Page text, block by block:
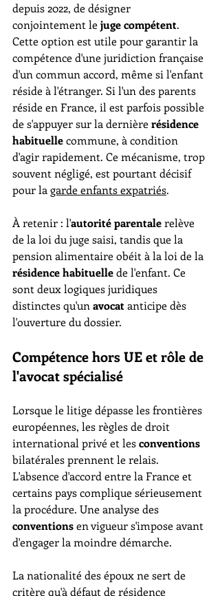
depuis 2022, de désigner
conjointement le juge compétent.
Cette option est utile pour garantir la
compétence d'une juridiction française
d'un commun accord, même si l'enfant
réside à l'étranger. Si l'un des parents
réside en France, il est parfois possible
de s'appuyer sur la dernière résidence
habituelle commune, à condition
d'agir rapidement. Ce mécanisme, trop
souvent négligé, est pourtant décisif
pour la garde enfants expatriés.
À retenir : l'autorité parentale relève
de la loi du juge saisi, tandis que la
pension alimentaire obéit à la loi de la
résidence habituelle de l'enfant. Ce
sont deux logiques juridiques
distinctes qu'un avocat anticipe dès
l'ouverture du dossier.
Compétence hors UE et rôle de
l'avocat spécialisé
Lorsque le litige dépasse les frontières
européennes, les règles de droit
international privé et les conventions
bilatérales prennent le relais.
L'absence d'accord entre la France et
certains pays complique sérieusement
la procédure. Une analyse des
conventions en vigueur s'impose avant
d'engager la moindre démarche.
La nationalité des époux ne sert de
critère qu'à défaut de résidence